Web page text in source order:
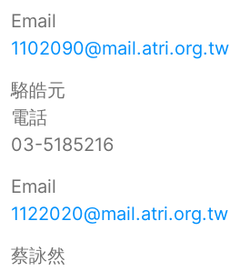
Email
1102090@mail.atri.org.tw
駱皓元
電話
03-5185216
Email
1122020@mail.atri.org.tw
蔡詠然